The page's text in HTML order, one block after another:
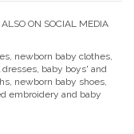
ON SOCIAL MEDIA
newborn baby clothes,
baby boys' and
newborn baby shoes,
embroidery and baby